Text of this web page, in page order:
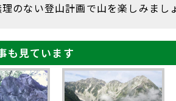
のない登山計画で山を楽しみまし
も見ています